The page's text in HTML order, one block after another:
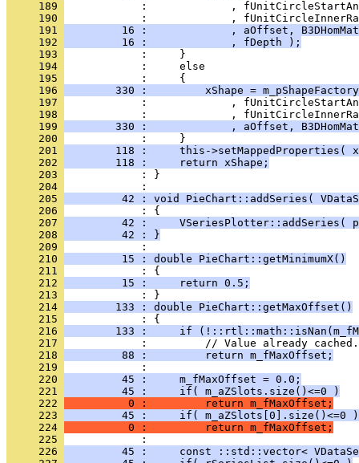
     189
     190
     191
16 :             , aOffset,
     192
         16 :             , fDepth );
     193
     194
     195
     196
330 :         xShape =
     197
     198
     199
330 :             , aOffset,
     200
     201
118 :     this->setMappedProperties(
     202
        118 :     return xShape;
     203
            : }
     204
     205
42 : void PieChart::addSeries(
     206
     207
42 :     VSeriesPlotter::addSeries(
     208
         42 : }
     209
     210
         15 : double PieChart::getMinimumX()
     211
     212
         15 :     return 0.5;
     213
     214
        133 : double PieChart::getMaxOffset()
     215
     216
133 :     if
     217
     218
         88 :         return m_fMaxOffset;
     219
     220
         45 :     m_fMaxOffset = 0.0;
     221
         45 :     if( m_aZSlots.size()<=0 )
     222
          0 :         return m_fMaxOffset;
     223
         45 :     if( m_aZSlots[0].size()<=0 )
     224
          0 :         return m_fMaxOffset;
     225
     226
45 :     const ::std::vector<